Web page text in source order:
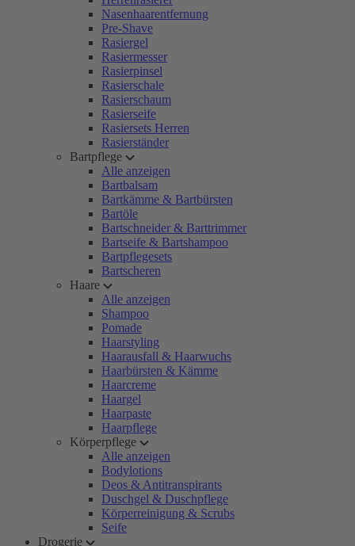
Nasenhaarentfernung
Pre-Shave
Rasiergel
Rasiermesser
Rasierpinsel
Rasierschale
Rasierschaum
Rasierseife
Rasiersets Herren
Rasierständer
Bartpflege
Alle anzeigen
Bartbalsam
Bartkämme & Bartbürsten
Bartöle
Bartschneider & Barttrimmer
Bartseife & Bartshampoo
Bartpflegesets
Bartscheren
Haare
Alle anzeigen
Shampoo
Pomade
Haarstyling
Haarausfall & Haarwuchs
Haarbürsten & Kämme
Haarcreme
Haargel
Haarpaste
Haarpflege
Körperpflege
Alle anzeigen
Bodylotions
Deos & Antitranspirants
Duschgel & Duschpflege
Körperreinigung & Scrubs
Seife
Drogerie